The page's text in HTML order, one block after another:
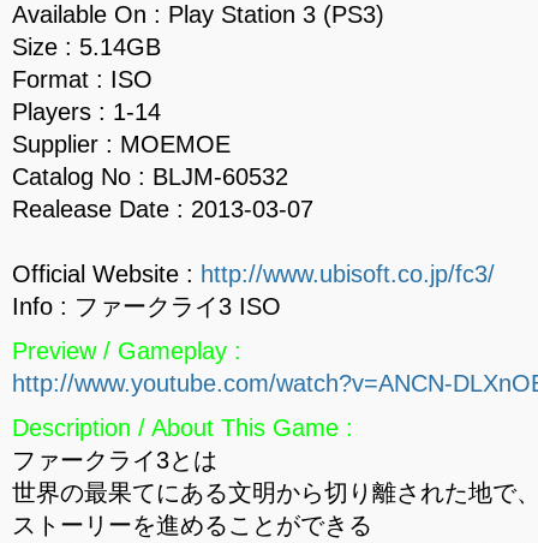
Available On : Play Station 3 (PS3)
Size : 5.14GB
Format : ISO
Players : 1-14
Supplier : MOEMOE
Catalog No : BLJM-60532
Realease Date : 2013-03-07
Official Website : http://www.ubisoft.co.jp/fc3/
Info : ファークライ3 ISO
Preview / Gameplay :
http://www.youtube.com/watch?v=ANCN-
Description / About This Game :
ファークライ3とは
世界の最果てにある文明から切り離された地で
ストーリーを進めることができる